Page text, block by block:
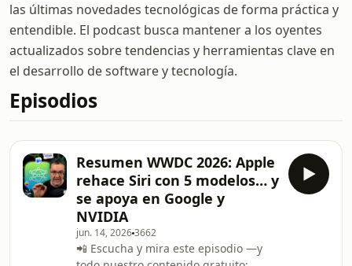
las últimas novedades tecnológicas de forma práctica y
entendible. El podcast busca mantener a los oyentes
actualizados sobre tendencias y herramientas clave en
el desarrollo de software y tecnología.
Episodios
Resumen WWDC 2026: Apple
rehace Siri con 5 modelos… y
se apoya en Google y
NVIDIA
jun. 14, 20263662
📲 Escucha y mira este episodio —y